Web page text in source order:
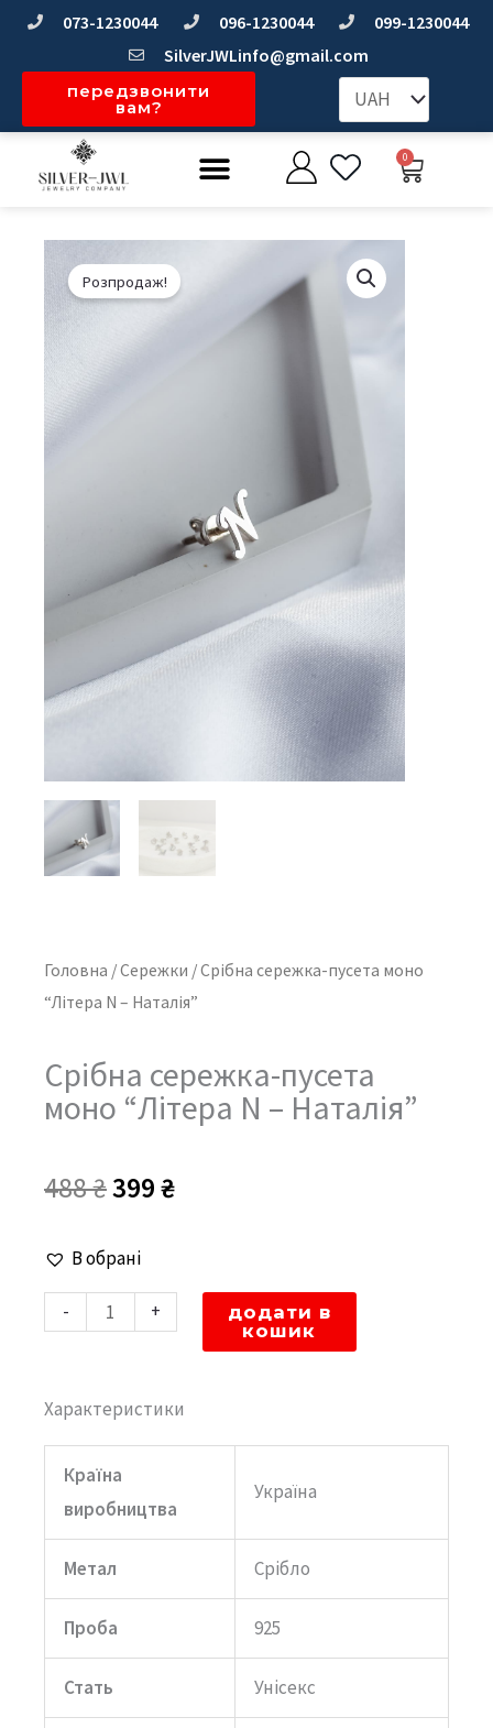
Перейти073-1230044 096-1230044
099-1230044
SilverJWLinfo@gmail.com
передзвонити
вам?
Меню 0
Розпродаж!
Головна /Сережки / Срібна сережка-пусета моно
“Літера N – Наталія”
Срібна сережка-пусета
моно “Літера N – Наталія”
488₴Оригінальна
488 ₴.
399₴Поточна
399 ₴.
В обрані
-
Срібна
сережка-
пусета
Наталія"
+
додати в
кошик
Характеристики
Країна
виробництва
Україна
Метал Срібло
Проба 925
Стать Унісекс